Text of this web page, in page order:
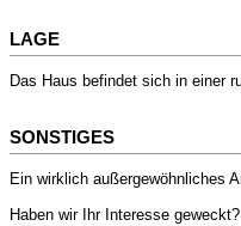
LAGE
Das Haus befindet sich in einer
SONSTIGES
Ein wirklich außergewöhnliches
Haben wir Ihr Interesse